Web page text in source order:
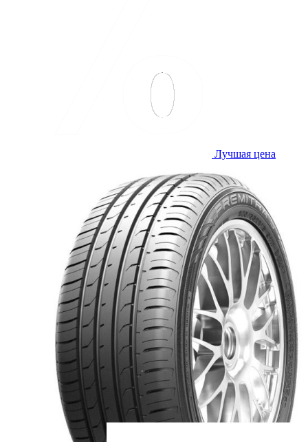
Лучшая цена